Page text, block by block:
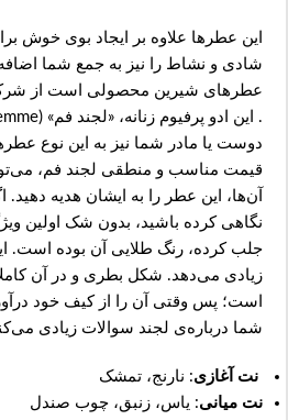
این عطرها علاوه بر ایجاد بوی خوش
شادی و نشاط را نیز به جمع شما
دوست یا مادر شما نیز به این نوع
قیمت مناسب و منطقی لجند فم،
آن‌ها، این عطر را به ایشان هدیه
نگاهی کرده باشید، بدون شک اولین
جلب کرده، رنگ طلایی آن بوده است.
زیادی می‌دهد. شکل بطری و در آن
است؛ پس وقتی آن را از کیف خود
شما درباره‌ی لجند سوالات زیادی
نت آغازی: نارنج، تمشک
نت میانی: یاس، زنبق، چوب صندل